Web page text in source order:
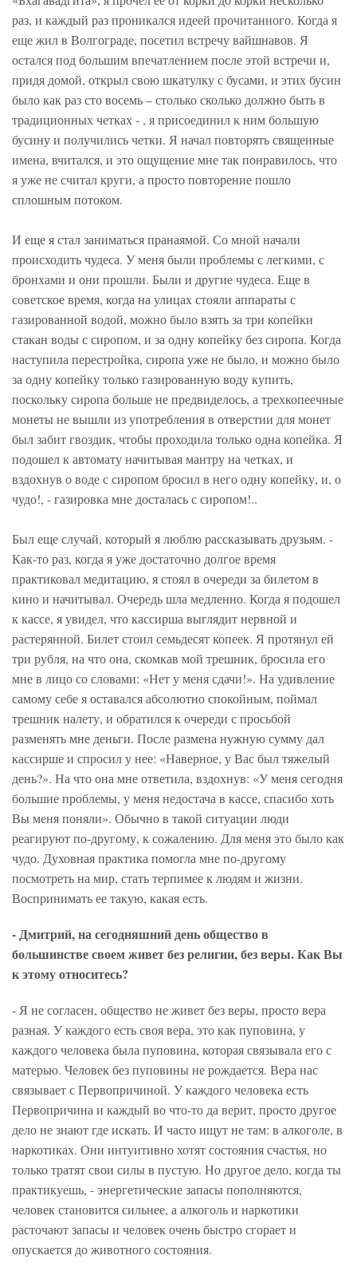
раз, и каждый раз проникался идеей прочитанного. Когда я
еще жил в Волгограде, посетил встречу вайшнавов. Я
остался под большим впечатлением после этой встречи и,
придя домой, открыл свою шкатулку с бусами, и этих бусин
было как раз сто восемь – столько сколько должно быть в
традиционных четках - , я присоединил к ним большую
бусину и получились четки. Я начал повторять священные
имена, вчитался, и это ощущение мне так понравилось, что
я уже не считал круги, а просто повторение пошло
сплошным потоком.
И еще я стал заниматься пранаямой. Со мной начали
происходить чудеса. У меня были проблемы с легкими, с
бронхами и они прошли. Были и другие чудеса. Еще в
советское время, когда на улицах стояли аппараты с
газированной водой, можно было взять за три копейки
стакан воды с сиропом, и за одну копейку без сиропа. Когда
наступила перестройка, сиропа уже не было, и можно было
за одну копейку только газированную воду купить,
поскольку сиропа больше не предвиделось, а трехкопеечные
монеты не вышли из употребления в отверстии для монет
был забит гвоздик, чтобы проходила только одна копейка. Я
подошел к автомату начитывая мантру на четках, и
вздохнув о воде с сиропом бросил в него одну копейку, и, о
чудо!, - газировка мне досталась с сиропом!..
Был еще случай, который я люблю рассказывать друзьям. -
Как-то раз, когда я уже достаточно долгое время
практиковал медитацию, я стоял в очереди за билетом в
кино и начитывал. Очередь шла медленно. Когда я подошел
к кассе, я увидел, что кассирша выглядит нервной и
растерянной. Билет стоил семьдесят копеек. Я протянул ей
три рубля, на что она, скомкав мой трешник, бросила его
мне в лицо со словами: «Нет у меня сдачи!». На удивление
самому себе я оставался абсолютно спокойным, поймал
трешник налету, и обратился к очереди с просьбой
разменять мне деньги. После размена нужную сумму дал
кассирше и спросил у нее: «Наверное, у Вас был тяжелый
день?». На что она мне ответила, вздохнув: «У меня сегодня
большие проблемы, у меня недостача в кассе, спасибо хоть
Вы меня поняли». Обычно в такой ситуации люди
реагируют по-другому, к сожалению. Для меня это было как
чудо. Духовная практика помогла мне по-другому
посмотреть на мир, стать терпимее к людям и жизни.
Воспринимать ее такую, какая есть.
- Дмитрий, на сегодняшний день общество в
большинстве своем живет без религии, без веры. Как Вы
к этому относитесь?
- Я не согласен, общество не живет без веры, просто вера
разная. У каждого есть своя вера, это как пуповина, у
каждого человека была пуповина, которая связывала его с
матерью. Человек без пуповины не рождается. Вера нас
связывает с Первопричиной. У каждого человека есть
Первопричина и каждый во что-то да верит, просто другое
дело не знают где искать. И часто ищут не там: в алкоголе, в
наркотиках. Они интуитивно хотят состояния счастья, но
только тратят свои силы в пустую. Но другое дело, когда ты
практикуешь, - энергетические запасы пополняются,
человек становится сильнее, а алкоголь и наркотики
расточают запасы и человек очень быстро сгорает и
опускается до животного состояния.